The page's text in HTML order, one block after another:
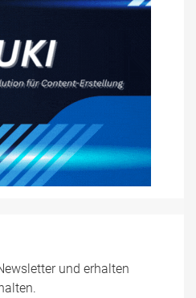
und erhalten